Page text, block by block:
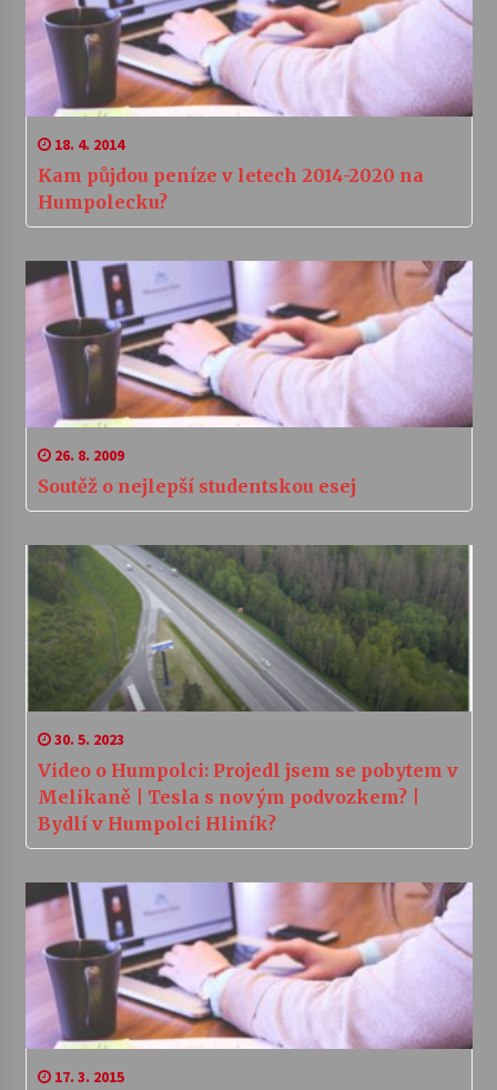
18. 4. 2014
Kam půjdou peníze v letech 2014-2020 na
Humpolecku?
26. 8. 2009
Soutěž o nejlepší studentskou esej
30. 5. 2023
Video o Humpolci: Projedl jsem se pobytem v
Melikaně | Tesla s novým podvozkem? |
Bydlí v Humpolci Hliník?
17. 3. 2015